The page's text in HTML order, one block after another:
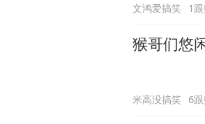
文鸿爱搞笑 1
猴哥们悠
米高没搞笑 6